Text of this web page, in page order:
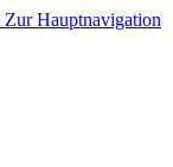
Zur Hauptnavigation